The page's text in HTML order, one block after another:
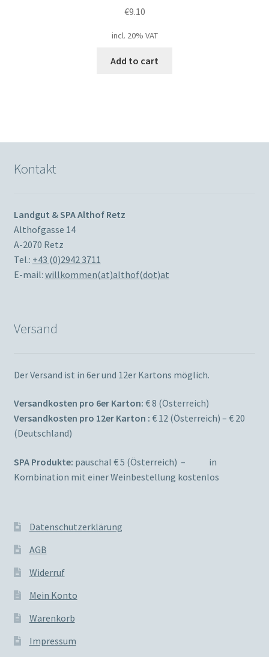
€9.10
incl. 20% VAT
Add to cart
Kontakt
Landgut & SPA Althof Retz
Althofgasse 14
A-2070 Retz
Tel.: +43 (0)2942 3711
E-mail: willkommen(at)althof(dot)at
Versand
Der Versand ist in 6er und 12er Kartons möglich.
Versandkosten pro 6er Karton: € 8 (Österreich)
Versandkosten pro 12er Karton : € 12 (Österreich) – € 20
(Deutschland)
SPA Produkte: pauschal € 5 (Österreich) – in
Kombination mit einer Weinbestellung kostenlos
Datenschutzerklärung
AGB
Widerruf
Mein Konto
Warenkorb
Impressum